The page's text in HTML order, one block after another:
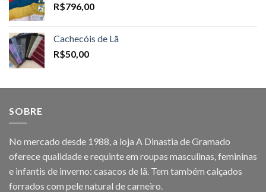
R$796,00
Cachecóis de Lã
R$50,00
SOBRE
No mercado desde 1988, a loja A Dinastia de Gramado
oferece qualidade e requinte em roupas masculinas, femininas
e infantis de inverno: casacos de lã. Tem também calçados
forrados com pele natural de carneiro.